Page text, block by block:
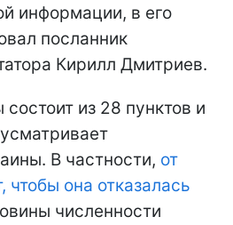
информации, в его
посланник
Кирилл Дмитриев.
из 28 пунктов и
В частности, от
чтобы она отказалась
численности